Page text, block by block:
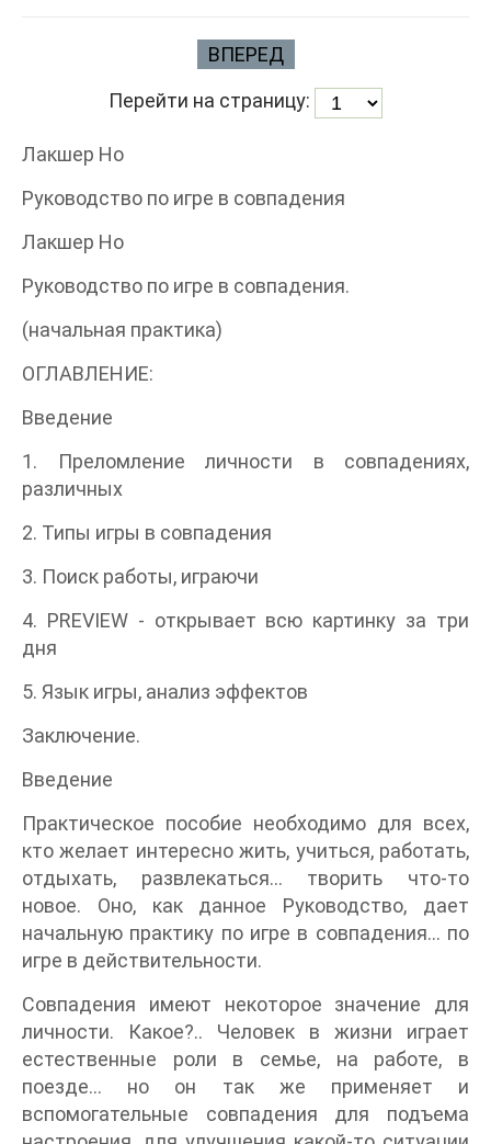
ВПЕРЕД
Перейти на страницу:
Лакшер Но
Руководство по игре в совпадения
Лакшер Но
Руководство по игре в совпадения.
(начальная практика)
ОГЛАВЛЕНИЕ:
Введение
1. Преломление личности в совпадениях,
различных
2. Типы игры в совпадения
3. Поиск работы, играючи
4. PREVIEW - открывает всю картинку за три
дня
5. Язык игры, анализ эффектов
Заключение.
Введение
Практическое пособие необходимо для всех,
кто желает интересно жить, учиться, работать,
отдыхать, развлекаться... творить что-то
новое. Оно, как данное Руководство, дает
начальную практику по игре в совпадения... по
игре в действительности.
Совпадения имеют некоторое значение для
личности. Какое?.. Человек в жизни играет
естественные роли в семье, на работе, в
поезде... но он так же применяет и
вспомогательные совпадения для подъема